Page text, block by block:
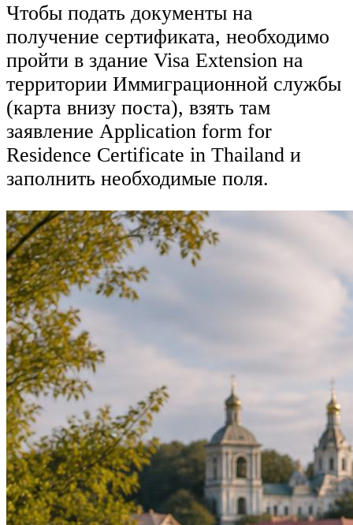
Чтобы подать документы на
получение сертификата, необходимо
пройти в здание Visa Extension на
территории Иммиграционной службы
(карта внизу поста), взять там
заявление Application form for
Residence Certificate in Thailand и
заполнить необходимые поля.